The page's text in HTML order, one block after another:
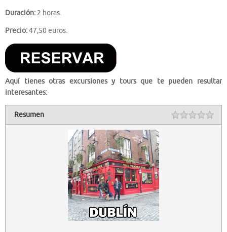
Duración: 2 horas.
Precio:47,50 euros.
Aquí tienes otras excursiones y tours que te pueden resultar
interesantes:
Resumen